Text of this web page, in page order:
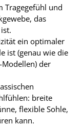
Tragegefühl und
das
ein optimaler
ist (genau wie die
der
breite
flexible Sohle,
kann.